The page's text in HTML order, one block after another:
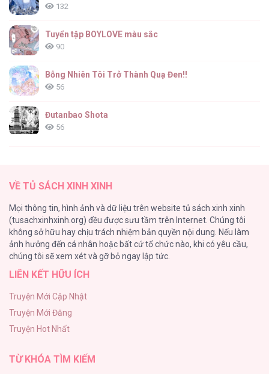
132
Tuyển tập BOYLOVE màu sắc
90
Bỗng Nhiên Tôi Trở Thành Quạ Đen!!
56
Đutanbao Shota
56
54
Một Đêm Nọ Đột Nhiên Yandere Tới!
51
Cách Khiến Phu Quân Đứng Về Phía Tôi
ONESHOT CHỊCH VỒN CHỊCH VÃ
47
VỀ TỦ SÁCH XINH XINH
Mọi thông tin, hình ảnh và dữ liệu trên website tủ sách xinh xinh
(tusachxinhxinh.org) đều được sưu tầm trên Internet. Chúng tôi
không sở hữu hay chịu trách nhiệm bản quyền nội dung. Nếu làm
ảnh hưởng đến cá nhân hoặc bất cứ tổ chức nào, khi có yêu cầu,
chúng tôi sẽ xem xét và gỡ bỏ ngay lập tức.
LIÊN KẾT HỮU ÍCH
Truyện Mới Cập Nhật
Truyện Mới Đăng
Truyện Hot Nhất
TỪ KHÓA TÌM KIẾM